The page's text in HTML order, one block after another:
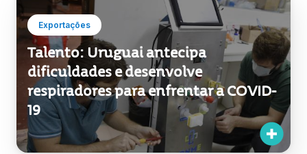
Exportações
Talento: Uruguai antecipa
dificuldades e desenvolve
respiradores para enfrentar a COVID-
19